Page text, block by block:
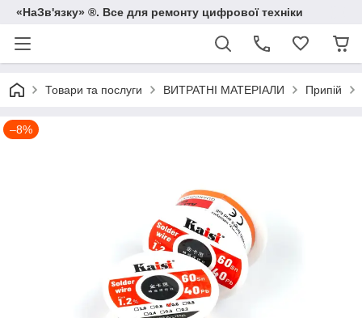
«НаЗв'язку» ®. Все для ремонту цифрової техніки
Товари та послуги ВИТРАТНІ МАТЕРІАЛИ Припій
–8%